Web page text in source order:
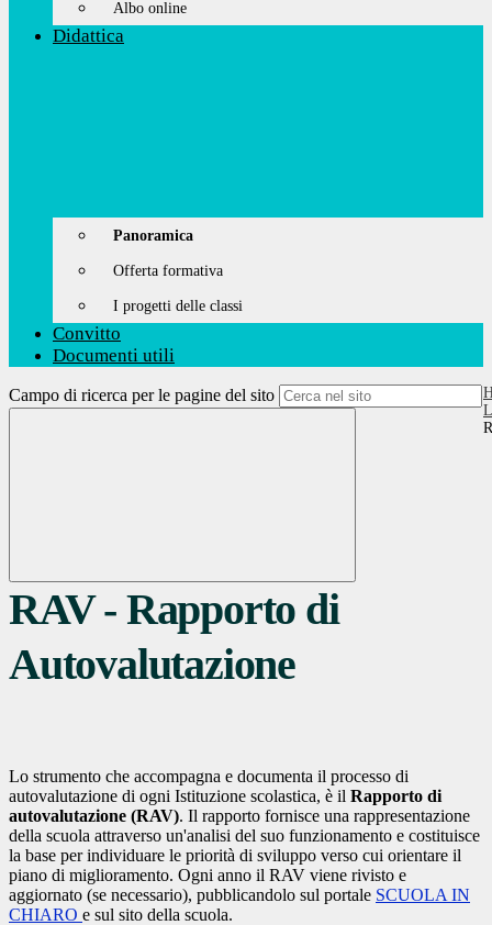
Albo online
Didattica
Panoramica
Offerta formativa
I progetti delle classi
Convitto
Documenti utili
Campo di ricerca per le pagine del sito
RAV - Rapporto di
Autovalutazione
Lo strumento che accompagna e documenta il processo di
autovalutazione di ogni Istituzione scolastica, è il Rapporto di
autovalutazione (RAV). Il rapporto fornisce una rappresentazione
della scuola attraverso un'analisi del suo funzionamento e costituisce
la base per individuare le priorità di sviluppo verso cui orientare il
piano di miglioramento. Ogni anno il RAV viene rivisto e
aggiornato (se necessario), pubblicandolo sul portale SCUOLA IN
CHIARO e sul sito della scuola.